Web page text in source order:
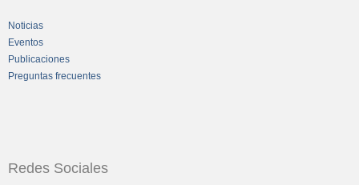
Noticias
Eventos
Publicaciones
Preguntas frecuentes
Redes Sociales